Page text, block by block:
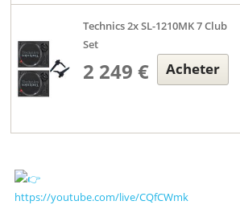
Technics 2x SL-1210MK 7 Club
Set
2 249 € Acheter